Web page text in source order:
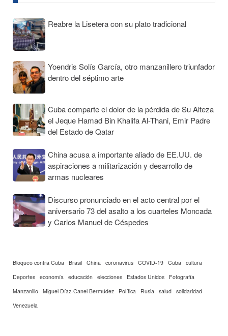
Reabre la Lisetera con su plato tradicional
Yoendris Solís García, otro manzanillero triunfador
dentro del séptimo arte
Cuba comparte el dolor de la pérdida de Su Alteza
el Jeque Hamad Bin Khalifa Al-Thani, Emir Padre
del Estado de Qatar
China acusa a importante aliado de EE.UU. de
aspiraciones a militarización y desarrollo de
armas nucleares
Discurso pronunciado en el acto central por el
aniversario 73 del asalto a los cuarteles Moncada
y Carlos Manuel de Céspedes
Bloqueo contra Cuba Brasil China coronavirus COVID-19 Cuba
cultura
Deportes economía educación elecciones Estados Unidos
Fotografía
Manzanillo Miguel Díaz-Canel Bermúdez Política Rusia salud solidaridad
Venezuela